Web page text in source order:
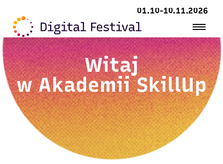
01.10-10.11.2026
Witaj
w Akademii SkillUp